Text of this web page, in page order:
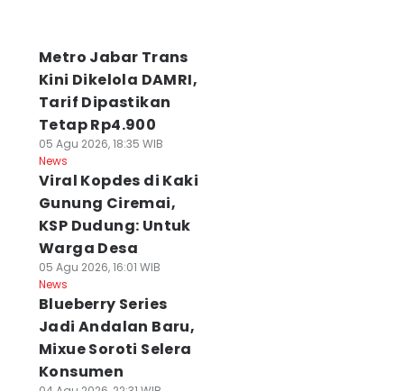
Metro Jabar Trans
Kini Dikelola DAMRI,
Tarif Dipastikan
Tetap Rp4.900
05 Agu 2026, 18:35 WIB
News
Viral Kopdes di Kaki
Gunung Ciremai,
KSP Dudung: Untuk
Warga Desa
05 Agu 2026, 16:01 WIB
News
Blueberry Series
Jadi Andalan Baru,
Mixue Soroti Selera
Konsumen